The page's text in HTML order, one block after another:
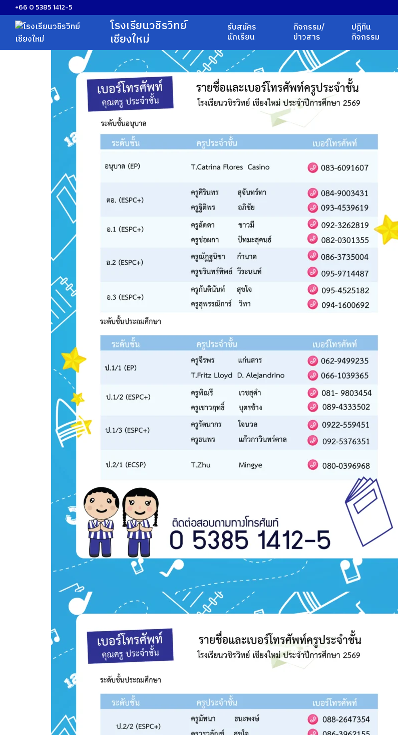
to
content
+66 0 5385 1412-5
โรงเรียนวชิรวิทย์
เชียงใหม่
รับสมัคร
นักเรียน
กิจกรรม/
ข่าวสาร
ปฎิทิน
กิจกรรม
Search
for: